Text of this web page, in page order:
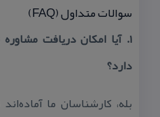
سوالات متداول (FAQ)
۱. آیا امكان دریافت
دارد؟
بله، كارشناسان ما